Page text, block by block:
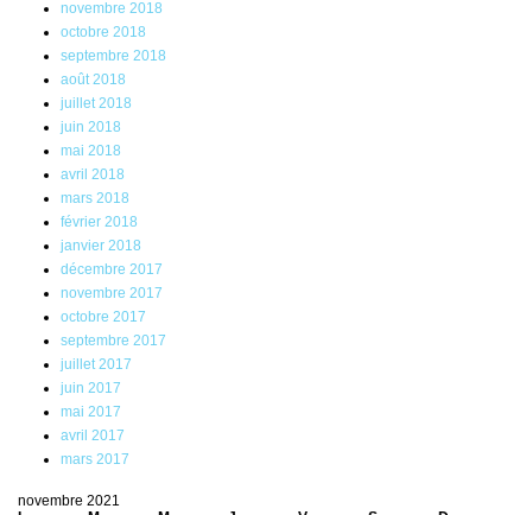
novembre 2018
octobre 2018
septembre 2018
août 2018
juillet 2018
juin 2018
mai 2018
avril 2018
mars 2018
février 2018
janvier 2018
décembre 2017
novembre 2017
octobre 2017
septembre 2017
juillet 2017
juin 2017
mai 2017
avril 2017
mars 2017
novembre 2021